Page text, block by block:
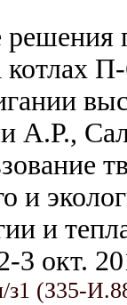
решения
котлах
А.Р.,
и
и
3 окт.
з1 (З35-